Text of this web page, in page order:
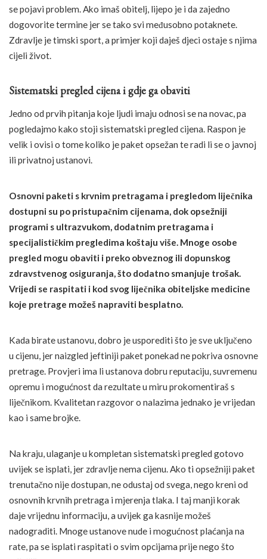
se pojavi problem. Ako imaš obitelj, lijepo je i da zajedno
dogovorite termine jer se tako svi međusobno potaknete.
Zdravlje je timski sport, a primjer koji daješ djeci ostaje s njima
cijeli život.
Sistematski pregled cijena i gdje ga obaviti
Jedno od prvih pitanja koje ljudi imaju odnosi se na novac, pa
pogledajmo kako stoji sistematski pregled cijena. Raspon je
velik i ovisi o tome koliko je paket opsežan te radi li se o javnoj
ili privatnoj ustanovi.
Osnovni paketi s krvnim pretragama i pregledom liječnika
dostupni su po pristupačnim cijenama, dok opsežniji
programi s ultrazvukom, dodatnim pretragama i
specijalističkim pregledima koštaju više. Mnoge osobe
pregled mogu obaviti i preko obveznog ili dopunskog
zdravstvenog osiguranja, što dodatno smanjuje trošak.
Vrijedi se raspitati i kod svog liječnika obiteljske medicine
koje pretrage možeš napraviti besplatno.
Kada birate ustanovu, dobro je usporediti što je sve uključeno
u cijenu, jer naizgled jeftiniji paket ponekad ne pokriva osnovne
pretrage. Provjeri ima li ustanova dobru reputaciju, suvremenu
opremu i mogućnost da rezultate u miru prokomentiraš s
liječnikom. Kvalitetan razgovor o nalazima jednako je vrijedan
kao i same brojke.
Na kraju, ulaganje u kompletan sistematski pregled gotovo
uvijek se isplati, jer zdravlje nema cijenu. Ako ti opsežniji paket
trenutačno nije dostupan, ne odustaj od svega, nego kreni od
osnovnih krvnih pretraga i mjerenja tlaka. I taj manji korak
daje vrijednu informaciju, a uvijek ga kasnije možeš
nadograditi. Mnoge ustanove nude i mogućnost plaćanja na
rate, pa se isplati raspitati o svim opcijama prije nego što